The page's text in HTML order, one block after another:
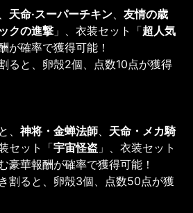
天命·スーパーチキン 、友情の歳
クの進撃 」、衣装セット「超人気
が確率で獲得可能！
ると、卵殻2個、点数10点が獲得
、神将・金蝉法師
天命・メカ騎
装セット「宇宙怪盗 」、衣装セット
豪華報酬が確率で獲得可能！
割ると、卵殻3個、点数50点が獲